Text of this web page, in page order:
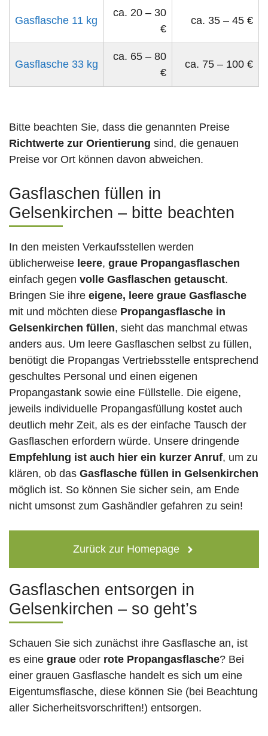
Gasflasche 11 kg
ca. 20 – 30
€
ca. 35 – 45 €
Gasflasche 33 kg
ca. 65 – 80
€
ca. 75 – 100 €
Bitte beachten Sie, dass die genannten Preise
Richtwerte zur Orientierung sind, die genauen
Preise vor Ort können davon abweichen.
Gasflaschen füllen in
Gelsenkirchen – bitte beachten
In den meisten Verkaufsstellen werden
üblicherweise leere, graue Propangasflaschen
einfach gegen volle Gasflaschen getauscht.
Bringen Sie ihre eigene, leere graue Gasflasche
mit und möchten diese Propangasflasche in
Gelsenkirchen füllen, sieht das manchmal etwas
anders aus. Um leere Gasflaschen selbst zu füllen,
benötigt die Propangas Vertriebsstelle entsprechend
geschultes Personal und einen eigenen
Propangastank sowie eine Füllstelle. Die eigene,
jeweils individuelle Propangasfüllung kostet auch
deutlich mehr Zeit, als es der einfache Tausch der
Gasflaschen erfordern würde. Unsere dringende
Empfehlung ist auch hier ein kurzer Anruf, um zu
klären, ob das Gasflasche füllen in Gelsenkirchen
möglich ist. So können Sie sicher sein, am Ende
nicht umsonst zum Gashändler gefahren zu sein!
Zurück zur Homepage
Gasflaschen entsorgen in
Gelsenkirchen – so geht’s
Schauen Sie sich zunächst ihre Gasflasche an, ist
es eine graue oder rote Propangasflasche? Bei
einer grauen Gasflasche handelt es sich um eine
Eigentumsflasche, diese können Sie (bei Beachtung
aller Sicherheitsvorschriften!) entsorgen.